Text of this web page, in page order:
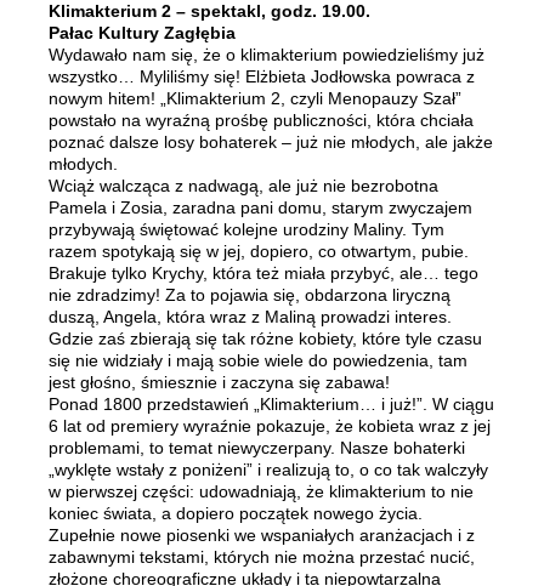
Klimakterium 2 – spektakl, godz. 19.00.
Pałac Kultury Zagłębia
Wydawało nam się, że o klimakterium powiedzieliśmy już
wszystko… Myliliśmy się! Elżbieta Jodłowska powraca z
nowym hitem! „Klimakterium 2, czyli Menopauzy Szał”
powstało na wyraźną prośbę publiczności, która chciała
poznać dalsze losy bohaterek – już nie młodych, ale jakże
młodych.
Wciąż walcząca z nadwagą, ale już nie bezrobotna
Pamela i Zosia, zaradna pani domu, starym zwyczajem
przybywają świętować kolejne urodziny Maliny. Tym
razem spotykają się w jej, dopiero, co otwartym, pubie.
Brakuje tylko Krychy, która też miała przybyć, ale… tego
nie zdradzimy! Za to pojawia się, obdarzona liryczną
duszą, Angela, która wraz z Maliną prowadzi interes.
Gdzie zaś zbierają się tak różne kobiety, które tyle czasu
się nie widziały i mają sobie wiele do powiedzenia, tam
jest głośno, śmiesznie i zaczyna się zabawa!
Ponad 1800 przedstawień „Klimakterium… i już!”. W ciągu
6 lat od premiery wyraźnie pokazuje, że kobieta wraz z jej
problemami, to temat niewyczerpany. Nasze bohaterki
„wyklęte wstały z poniżeni” i realizują to, o co tak walczyły
w pierwszej części: udowadniają, że klimakterium to nie
koniec świata, a dopiero początek nowego życia.
Zupełnie nowe piosenki we wspaniałych aranżacjach i z
zabawnymi tekstami, których nie można przestać nucić,
złożone choreograficzne układy i ta niepowtarzalna